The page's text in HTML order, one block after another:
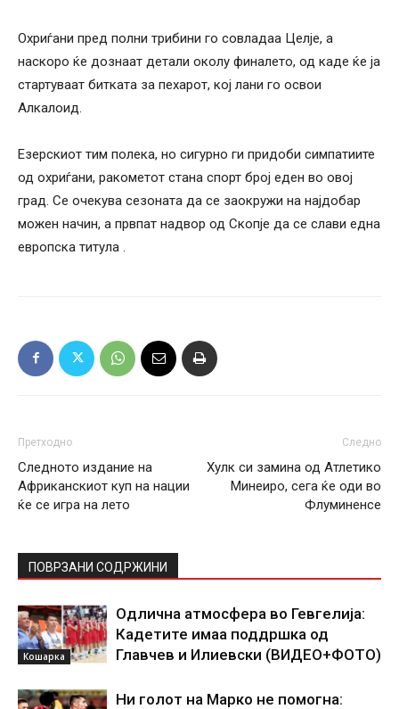
Охриѓани пред полни трибини го совладаа Целје, а
наскоро ќе дознаат детали околу финалето, од каде ќе ја
стартуваат битката за пехарот, кој лани го освои
Алкалоид.
Езерскиот тим полека, но сигурно ги придоби симпатиите
од охриѓани, ракометот стана спорт број еден во овој
град. Се очекува сезоната да се заокружи на најдобар
можен начин, а првпат надвор од Скопје да се слави една
европска титула .
Претходно
Следното издание на
Африканскиот куп на нации
ќе се игра на лето
Следно
Хулк си замина од Атлетико
Минеиро, сега ќе оди во
Флуминенсе
ПОВРЗАНИ СОДРЖИНИ
Кошарка
Одлична атмосфера во Гевгелија:
Кадетите имаа поддршка од
Главчев и Илиевски (ВИДЕО+ФОТО)
Ни голот на Марко не помогна: